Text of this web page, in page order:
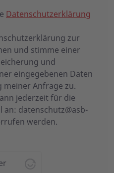
Datenschutzerklärung
zur
und stimme einer
und
eingegebenen Daten
Anfrage zu.
jederzeit für die
an: datenschutz@asb-
werden.